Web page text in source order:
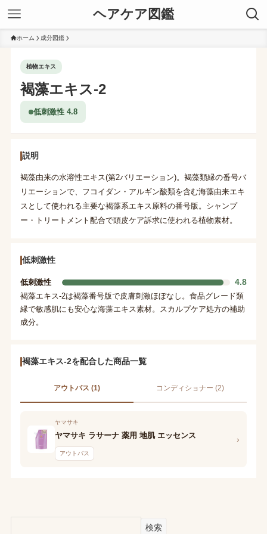
ヘアケア図鑑
ホーム 成分図鑑
植物エキス
褐藻エキス-2
低刺激性 4.8
説明
褐藻由来の水溶性エキス(第2バリエーション)。褐藻類縁の番号バ
リエーションで、フコイダン・アルギン酸類を含む海藻由来エキ
スとして使われる主要な褐藻系エキス原料の番号版。シャンプ
ー・トリートメント配合で頭皮ケア訴求に使われる植物素材。
低刺激性
低刺激性 4.8
褐藻エキス-2は褐藻番号版で皮膚刺激ほぼなし。食品グレード類
縁で敏感肌にも安心な海藻エキス素材。スカルプケア処方の補助
成分。
褐藻エキス-2を配合した商品一覧
アウトバス (1) コンディショナー (2)
ヤマサキ
ヤマサキ ラサーナ 薬用 地肌 エッセンス
アウトバス
›
検索